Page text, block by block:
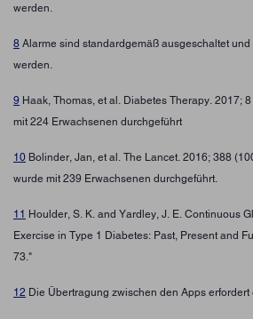
werden.
8 Alarme sind standardgemäß ausgeschaltet
werden.
9 Haak, Thomas, et al. Diabetes Therapy. 2017;
mit 224 Erwachsenen durchgeführt
10 Bolinder, Jan, et al. The Lancet. 2016; 388
wurde mit 239 Erwachsenen durchgeführt.
11 Houlder, S. K. and Yardley, J. E. Continuous
Exercise in Type 1 Diabetes: Past, Present and
73."
12 Die Übertragung zwischen den Apps